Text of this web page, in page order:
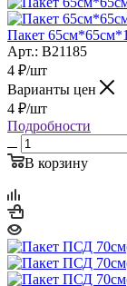
Пакет
Арт.: B21185
4 ₽/шт
Варианты цен
4 ₽/шт
Подробности
В корзину